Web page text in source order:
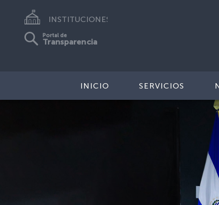
INSTITUCIONES
Portal de
Transparencia
INICIO SERVICIOS